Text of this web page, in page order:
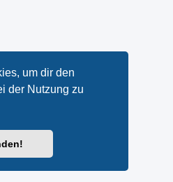
um dir den
der Nutzung zu